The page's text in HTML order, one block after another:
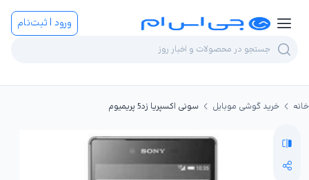
ورود | ثبت‌نام
خانه خرید گوشی موبایل سونی اکسپریا زد5 پریمیوم